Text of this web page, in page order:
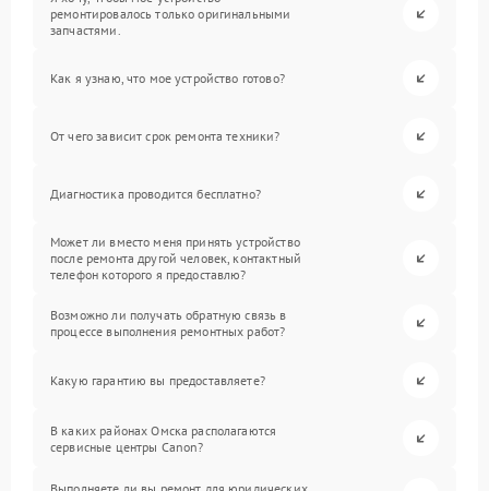
ремонтировалось только оригинальными
запчастями.
Как я узнаю, что мое устройство готово?
От чего зависит срок ремонта техники?
Диагностика проводится бесплатно?
Может ли вместо меня принять устройство
после ремонта другой человек, контактный
телефон которого я предоставлю?
Возможно ли получать обратную связь в
процессе выполнения ремонтных работ?
Какую гарантию вы предоставляете?
В каких районах Омска располагаются
сервисные центры Canon?
Выполняете ли вы ремонт для юридических